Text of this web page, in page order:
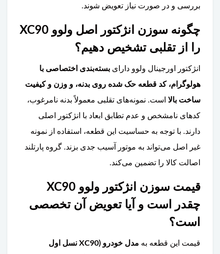
بررسی و در صورت نیاز تعویض شوند.
چگونه سوزن انژکتور اصل ولوو XC90
را از تقلبی تشخیص دهیم؟
انژکتور اورجینال ولوو دارای بسته‌بندی اختصاصی با
هولوگرام، کد قطعه حک شده روی بدنه، و وزن و کیفیت
ساخت بالا است. نمونه‌های تقلبی معمولاً بدنه نامرغوب،
کدهای نامشخص و عدم تطابق ابعاد با انژکتور اصلی
دارند. با توجه به حساسیت این قطعه، استفاده از نمونه
غیر اصل می‌تواند به موتور آسیب جدی بزند. گروه پارتلند
اصالت کالا را تضمین می‌کند.
قیمت سوزن انژکتور ولوو XC90
چقدر است و آیا تعویض آن تخصصی
است؟
قیمت این قطعه به
مدل خودرو (XC90 نسل اول